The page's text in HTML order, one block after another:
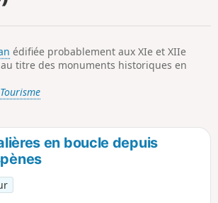
édifiée probablement aux XIe et XIIe
titre des monuments historiques en
en boucle depuis